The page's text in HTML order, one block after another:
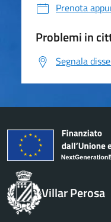
Prenota
Problemi in
Segnala
Villar Perosa